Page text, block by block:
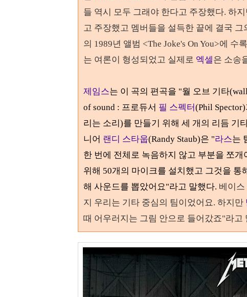
들 역시 모두 그래야 한다고 주장했다. 하
고 주장했고 멤버들을 설득한 끝에 결국 그
의 1989년 앨범 <The Joke's On You>에 수
는 여론이 형성되었고 실제로 엑셀은 소송
제임스는 이 곡의 편곡을 "월 오브 기타
of sound : 프로듀서 필 스펙터(Phil Spector)
리는 소리)를 만들기 위해 세 개의 리듬 기
니어 랜디 스타웁(Randy Staub)은 "라스는
한 번에 전체로 녹음하지 않고 부분을 쪼개
위해 50개의 마이크를 설치했고 그것을 통
해 사운드를 뽑았어요"라고 말했다. 베이스
지 우리는 기타 중심의 팀이었어요. 하지만
때 어우러지는 그림 안으로 들어갔죠"라고